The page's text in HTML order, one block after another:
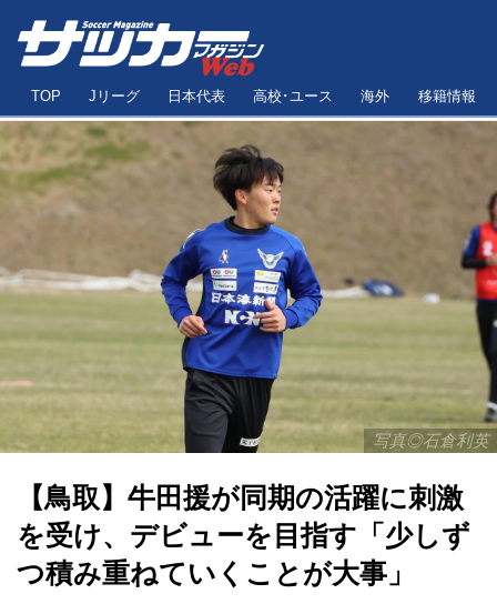
TOP Jリーグ 日本代表 高校･ユース 海外 移籍情報
写真◎石倉利英
【鳥取】牛田援が同期の活躍に刺激
を受け、デビューを目指す「少しず
つ積み重ねていくことが大事」